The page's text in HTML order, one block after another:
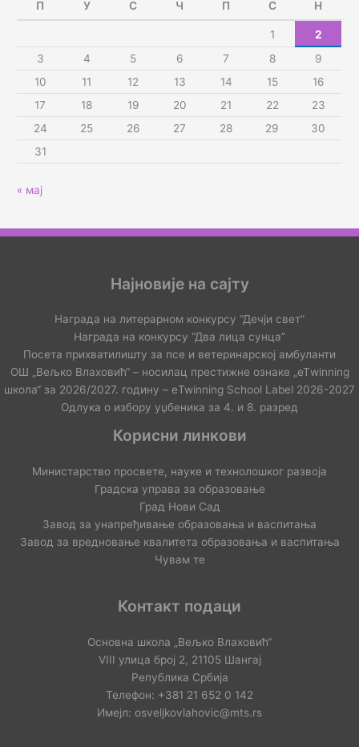
П У С Ч П С Н
1
2
3
4 5 6 7 8
9
10
11 12 13 14 15
16
17
18 19 20 21 22
23
24
25 26 27 28 29
30
31
« мај
Најновије на сајту
Награда на литерарном конкурсу “Дечји свет”
Награда на конкурсу “Два лица сунца”
Посета прихватилишту за псе и ветеринарској амбуланти
ОШ „Вељко Влаховић“ – носилац престижне ознаке „еТwinning
школа“ за 2026/2027. годину – еTwinning School Label 2026-2027
Одлука о избору уџбеника за 4. и 8. разред
Корисни линкови
Министарство просвете, науке и технолошког развоја
Градска управа за образовање
Град Нови Сад
Завод за унапређивање образовања и васпитања
Завод за вредновање квалитета образовања и васпитања
Чувам те
Контакт подаци
Основна школа „Вељко Влаховић“
VIII улица број 2, 21105 Шангај
Република Србија
Телефон: +381 21 652 0 142
Имејл: osveljkovlahovic@mts.rs